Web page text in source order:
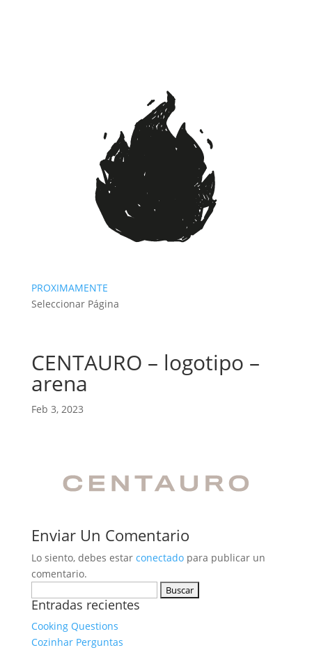
PROXIMAMENTE
Seleccionar Página
CENTAURO – logotipo –
arena
Feb 3, 2023
Enviar Un Comentario
Lo siento, debes estar conectadopara publicar un
comentario.
Entradas recientes
Cooking Questions
Cozinhar Perguntas